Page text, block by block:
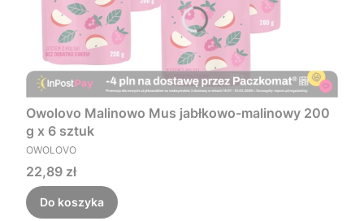
Owolovo Malinowo Mus jabłkowo-malinowy 200
g x 6 sztuk
PRODUCENT
OWOLOVO
Cena
22,89 zł
Do koszyka